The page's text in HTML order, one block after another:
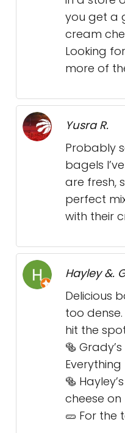
you get a
cream
Looking
more of
Yusra R.
Probably
bagels
are fresh,
perfect
with their
Hayley &.
Delicious
too
hit the
🥯
Everything
🥯
cheese
🥒 For the